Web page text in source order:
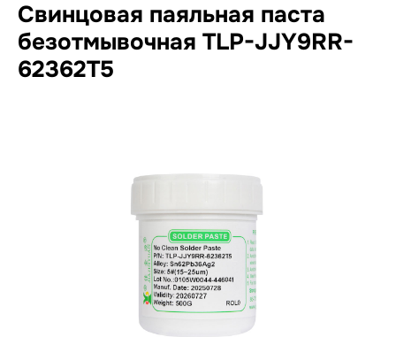
Свинцовая паяльная паста
безотмывочная TLP-JJY9RR-
62362T5